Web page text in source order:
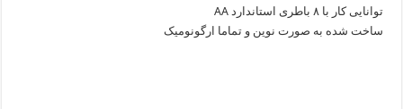
توانایی کار با ۸ باطری استاندارد AA
ساخت شده به صورت نوین و تماما ارگونومیک